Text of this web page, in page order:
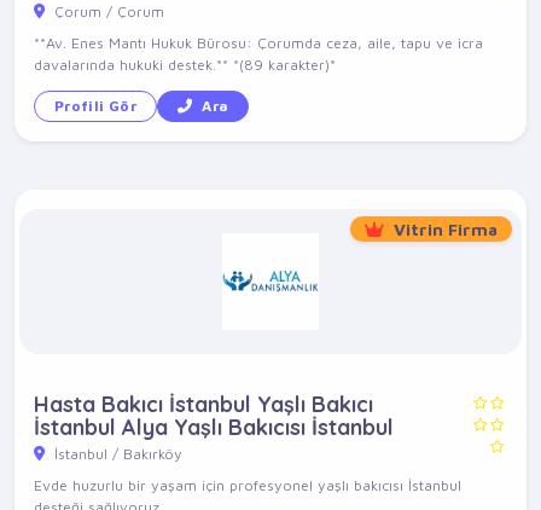
Çorum / Çorum
**Av. Enes Mantı Hukuk Bürosu: Çorumda ceza, aile, tapu ve icra
davalarında hukuki destek.** *(89 karakter)*
Profili Gör Ara
Vitrin Firma
Hasta Bakıcı İstanbul Yaşlı Bakıcı
İstanbul Alya Yaşlı Bakıcısı İstanbul
İstanbul / Bakırköy
Evde huzurlu bir yaşam için profesyonel yaşlı bakıcısı İstanbul